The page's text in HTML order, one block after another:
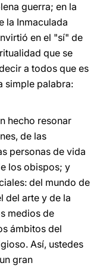
guerra; en la
la Inmaculada
en el "sí" de
que se
a todos que es
simple palabra:
hecho resonar
de las
personas de vida
los obispos; y
del mundo de
del arte y de la
medios de
ámbitos del
Así, ustedes
gran